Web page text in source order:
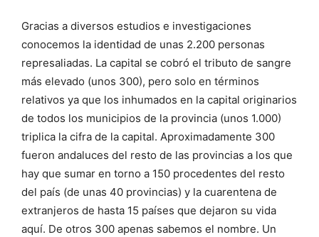
Gracias a diversos estudios e investigaciones
conocemos la identidad de unas 2.200 personas
represaliadas. La capital se cobró el tributo de sangre
más elevado (unos 300), pero solo en términos
relativos ya que los inhumados en la capital originarios
de todos los municipios de la provincia (unos 1.000)
triplica la cifra de la capital. Aproximadamente 300
fueron andaluces del resto de las provincias a los que
hay que sumar en torno a 150 procedentes del resto
del país (de unas 40 provincias) y la cuarentena de
extranjeros de hasta 15 países que dejaron su vida
aquí. De otros 300 apenas sabemos el nombre. Un